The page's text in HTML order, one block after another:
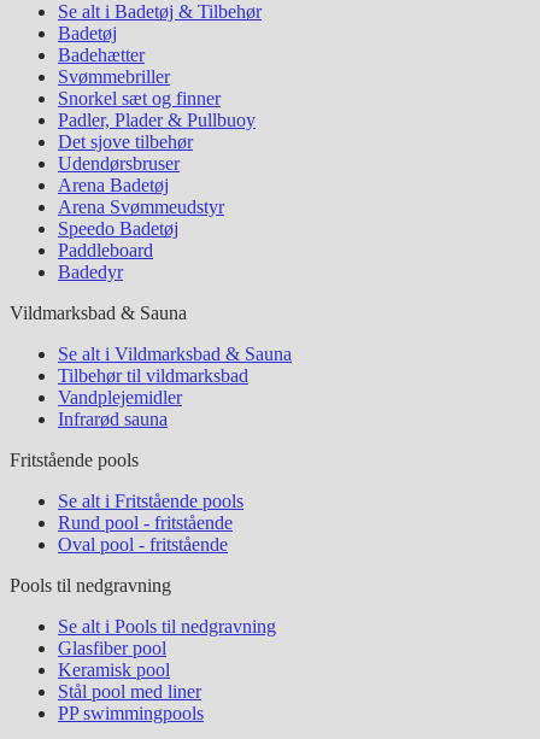
Se alt i Badetøj & Tilbehør
Badetøj
Badehætter
Svømmebriller
Snorkel sæt og finner
Padler, Plader & Pullbuoy
Det sjove tilbehør
Udendørsbruser
Arena Badetøj
Arena Svømmeudstyr
Speedo Badetøj
Paddleboard
Badedyr
Vildmarksbad & Sauna
Se alt i Vildmarksbad & Sauna
Tilbehør til vildmarksbad
Vandplejemidler
Infrarød sauna
Fritstående pools
Se alt i Fritstående pools
Rund pool - fritstående
Oval pool - fritstående
Pools til nedgravning
Se alt i Pools til nedgravning
Glasfiber pool
Keramisk pool
Stål pool med liner
PP swimmingpools